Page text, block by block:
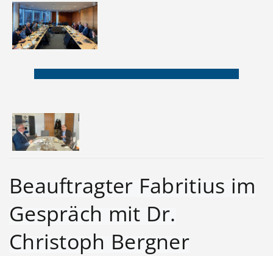
Beauftragter Fabritius im
Gespräch mit Dr.
Christoph Bergner